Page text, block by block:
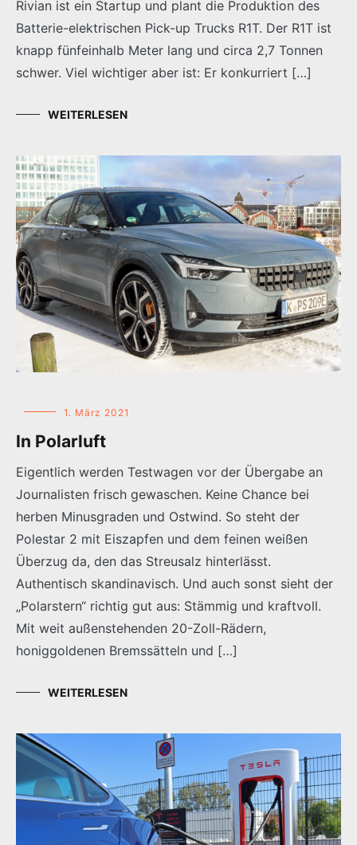
Rivian ist ein Startup und plant die Produktion des
Batterie-elektrischen Pick-up Trucks R1T. Der R1T ist
knapp fünfeinhalb Meter lang und circa 2,7 Tonnen
schwer. Viel wichtiger aber ist: Er konkurriert […]
WEITERLESEN
1. März 2021
In Polarluft
Eigentlich werden Testwagen vor der Übergabe an
Journalisten frisch gewaschen. Keine Chance bei
herben Minusgraden und Ostwind. So steht der
Polestar 2 mit Eiszapfen und dem feinen weißen
Überzug da, den das Streusalz hinterlässt.
Authentisch skandinavisch. Und auch sonst sieht der
„Polarstern“ richtig gut aus: Stämmig und kraftvoll.
Mit weit außenstehenden 20-Zoll-Rädern,
honiggoldenen Bremssätteln und […]
WEITERLESEN